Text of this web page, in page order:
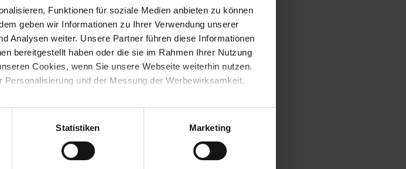
Funktionen für soziale Medien anbieten zu können
geben wir Informationen zu Ihrer Verwendung unserer
Analysen weiter. Unsere Partner führen diese Informationen
bereitgestellt haben oder die sie im Rahmen Ihrer Nutzung
Cookies, wenn Sie unsere Webseite weiterhin nutzen.
und der Messung der Werbewirksamkeit.
Statistiken Marketing